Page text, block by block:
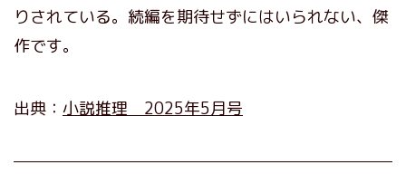
りされている。続編を期待せずにはいられない、傑
作です。
出典： 小説推理 2025年5月号